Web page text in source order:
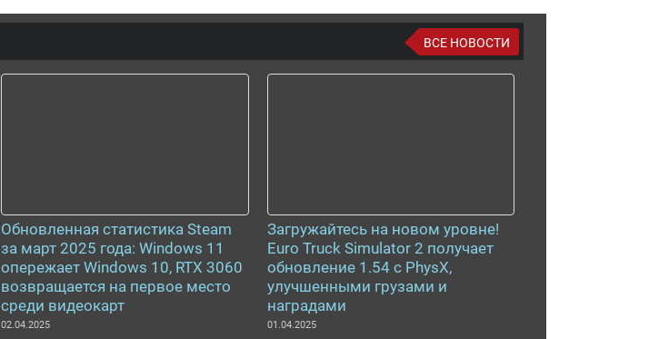
ВСЕ НОВОСТИ
Обновленная статистика Steam
за март 2025 года: Windows 11
опережает Windows 10, RTX 3060
возвращается на первое место
среди видеокарт
02.04.2025
Загружайтесь на новом уровне!
Euro Truck Simulator 2 получает
обновление 1.54 с PhysX,
улучшенными грузами и
наградами
01.04.2025